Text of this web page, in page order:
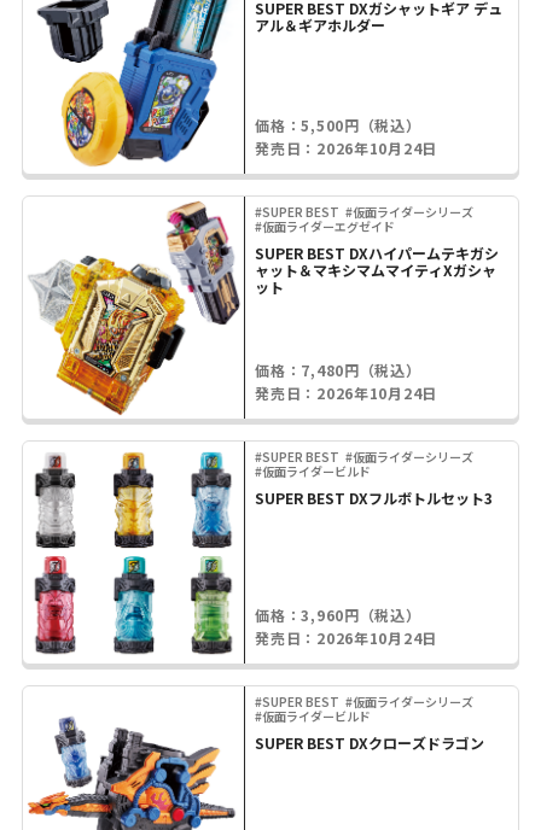
SUPER BEST DXガシャットギア デュ
アル＆ギアホルダー
価格：5,500円（税込）
発売日：2026年10月24日
#SUPER BEST #仮面ライダーシリーズ
#仮面ライダーエグゼイド
SUPER BEST DXハイパームテキガシ
ャット＆マキシマムマイティXガシャ
ット
価格：7,480円（税込）
発売日：2026年10月24日
#SUPER BEST #仮面ライダーシリーズ
#仮面ライダービルド
SUPER BEST DXフルボトルセット3
価格：3,960円（税込）
発売日：2026年10月24日
#SUPER BEST #仮面ライダーシリーズ
#仮面ライダービルド
SUPER BEST DXクローズドラゴン